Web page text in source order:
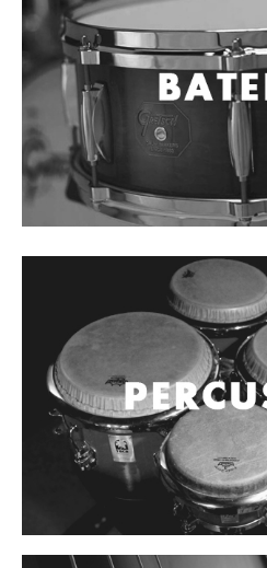
Cables
Audio Profesional
Columnas pasivas
Columnas activas
Amplificadores
Consolas mezcladoras
Procesadores y efectos
Interfaz para grabación
Audífonos y monitoreo personal
Estantes y soportes
Instalaciones y publicidad
Accesorios
Controladores
Tornamesa